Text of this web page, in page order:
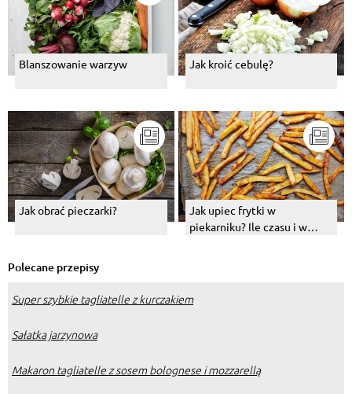
Blanszowanie warzyw Jak kroić cebulę?
Jak obrać pieczarki?
Jak upiec frytki w
piekarniku? Ile czasu i w
Polecane przepisy
Super szybkie tagliatelle z kurczakiem
Sałatka jarzynowa
Makaron tagliatelle z sosem bolognese i mozzarellą